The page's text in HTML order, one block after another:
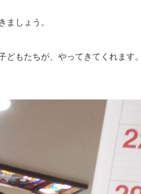
ましょう。
どもたちが、やってきてくれます